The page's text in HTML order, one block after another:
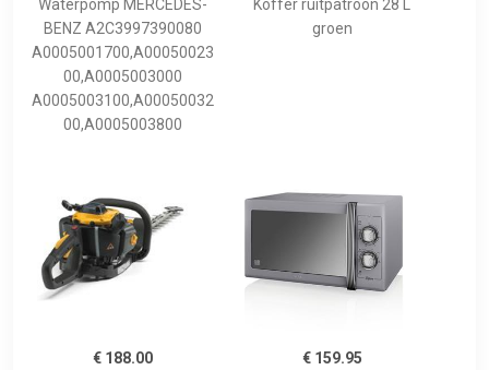
Waterpomp MERCEDES-
BENZ A2C3997390080
A0005001700,A00050023
00,A0005003000
A0005003100,A00050032
00,A0005003800
Koffer ruitpatroon 28 L
groen
€ 188.00
€ 159.95